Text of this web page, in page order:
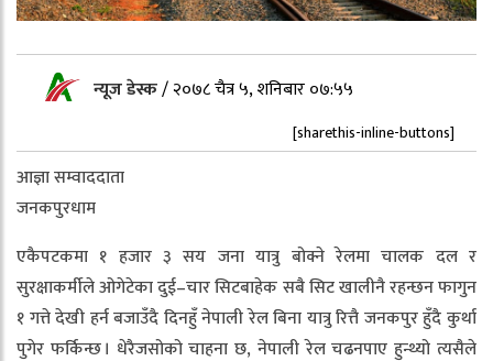
न्यूज डेस्क/२०७८ चैत्र ५, शनिबार ०७:५५
[sharethis-inline-buttons]
आज्ञा सम्वाददाता
जनकपुरधाम
एकैपटकमा १ हजार ३ सय जना यात्रु बोक्ने रेलमा चालक दल र
सुरक्षाकर्मीले ओगेटेका दुई–चार सिटबाहेक सबै सिट खालीनै रहन्छन फागुन
१ गत्ते देखी हर्न बजाउँदै दिनहुँ नेपाली रेल बिना यात्रु रित्तै जनकपुर हुँदै कुर्था
पुगेर फर्किन्छ । धेरैजसोको चाहना छ, नेपाली रेल चढनपाए हुन्थ्यो त्यसैले